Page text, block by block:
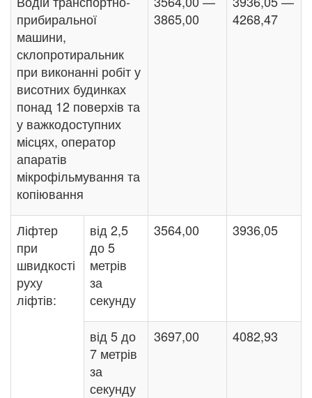
прибиральної
машини,
склопротиральник
при виконанні робіт у
висотних будинках
понад 12 поверхів та
у важкодоступних
місцях, оператор
апаратів
мікрофільмування та
копіювання
3865,00
4268,47
Ліфтер
при
швидкості
руху
ліфтів:
від 2,5
до 5
метрів
за
секунду
3564,00 3936,05
від 5 до
7 метрів
за
секунду
3697,00 4082,93